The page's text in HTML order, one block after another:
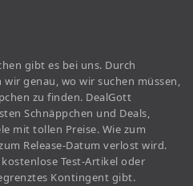
gibt es bei uns. Durch
wir genau, wo wir suchen müssen,
zu finden. DealGott
Schnäppchen und Deals,
mit tollen Preise. Wie zum
Release-Datum verlost wird.
Test-Artikel oder
Kontingent gibt.